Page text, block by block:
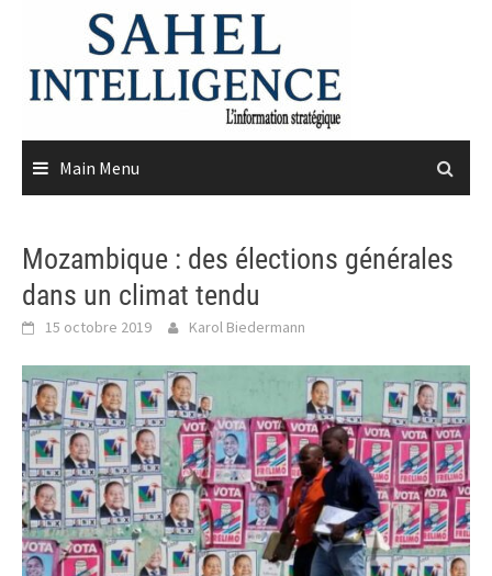
content
Main Menu
Mozambique : des élections générales
dans un climat tendu
15 octobre 2019 Karol Biedermann